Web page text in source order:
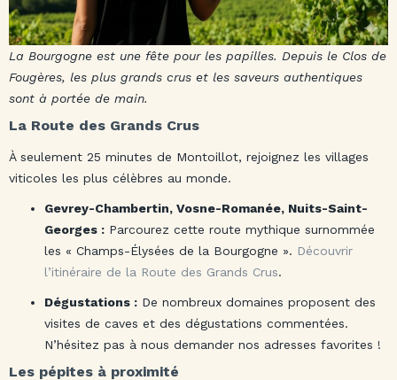
La Bourgogne est une fête pour les papilles. Depuis le Clos de
Fougères, les plus grands crus et les saveurs authentiques
sont à portée de main.
La Route des Grands Crus
À seulement 25 minutes de Montoillot, rejoignez les villages
viticoles les plus célèbres au monde.
Gevrey-Chambertin, Vosne-Romanée, Nuits-Saint-
Georges : Parcourez cette route mythique surnommée
les « Champs-Élysées de la Bourgogne ». Découvrir
l’itinéraire de la Route des Grands Crus.
Dégustations : De nombreux domaines proposent des
visites de caves et des dégustations commentées.
N’hésitez pas à nous demander nos adresses favorites !
Les pépites à proximité